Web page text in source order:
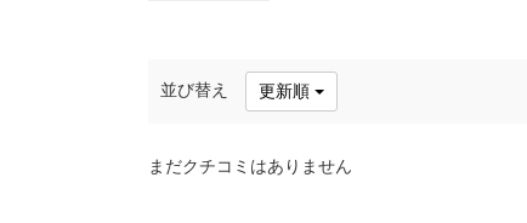
並び替え 更新順
まだクチコミはありません